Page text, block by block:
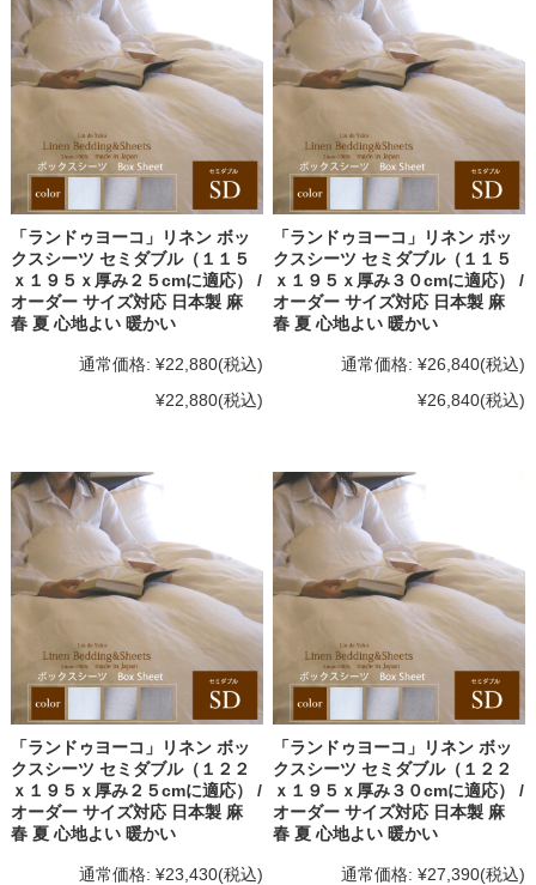
「ランドゥヨーコ」リネン ボッ
クスシーツ セミダブル（１１５
ｘ１９５ｘ厚み２５cmに適応） /
オーダー サイズ対応 日本製 麻
春 夏 心地よい 暖かい
通常価格: ¥22,880(税込)
¥22,880(税込)
「ランドゥヨーコ」リネン ボッ
クスシーツ セミダブル（１１５
ｘ１９５ｘ厚み３０cmに適応） /
オーダー サイズ対応 日本製 麻
春 夏 心地よい 暖かい
通常価格: ¥26,840(税込)
¥26,840(税込)
「ランドゥヨーコ」リネン ボッ
クスシーツ セミダブル（１２２
ｘ１９５ｘ厚み２５cmに適応） /
オーダー サイズ対応 日本製 麻
春 夏 心地よい 暖かい
通常価格: ¥23,430(税込)
「ランドゥヨーコ」リネン ボッ
クスシーツ セミダブル（１２２
ｘ１９５ｘ厚み３０cmに適応） /
オーダー サイズ対応 日本製 麻
春 夏 心地よい 暖かい
通常価格: ¥27,390(税込)